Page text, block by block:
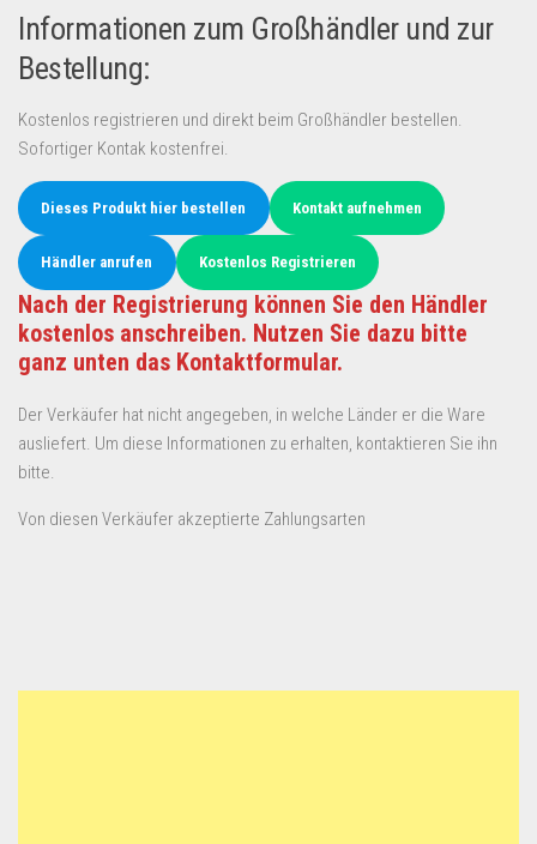
Informationen zum Großhändler und zur
Bestellung:
Kostenlos registrieren und direkt beim Großhändler bestellen.
Sofortiger Kontak kostenfrei.
Dieses Produkt hier bestellen Kontakt aufnehmen
Händler anrufen Kostenlos Registrieren
Nach der Registrierung können Sie den Händler
kostenlos anschreiben. Nutzen Sie dazu bitte
ganz unten das Kontaktformular.
Der Verkäufer hat nicht angegeben, in welche Länder er die Ware
ausliefert. Um diese Informationen zu erhalten, kontaktieren Sie ihn
bitte.
Von diesen Verkäufer akzeptierte Zahlungsarten